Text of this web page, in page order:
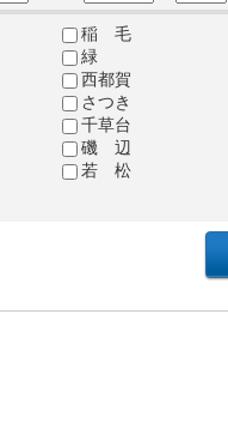
稲 毛
緑
西都賀
さつき
千草台
磯 辺
若 松